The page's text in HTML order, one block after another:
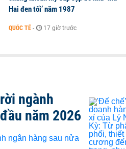
Hai đen tối’ năm 1987
QUỐC TẾ - 17 giờ trước
ngành
năm 2026